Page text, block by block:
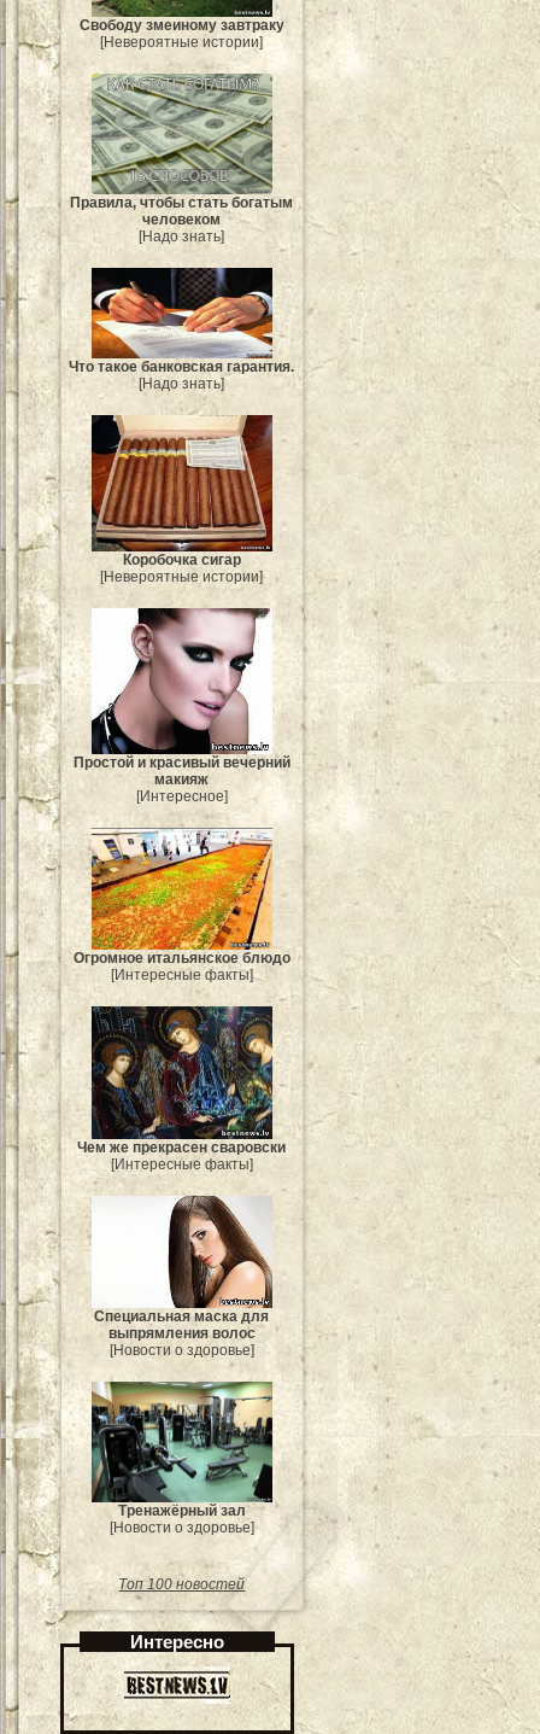
Свободу змеиному завтраку
[Невероятные истории]
Правила, чтобы стать богатым
человеком
[Надо знать]
Что такое банковская гарантия.
[Надо знать]
Коробочка сигар
[Невероятные истории]
Простой и красивый вечерний
макияж
[Интересное]
Огромное итальянское блюдо
[Интересные факты]
Чем же прекрасен сваровски
[Интересные факты]
Специальная маска для
выпрямления волос
[Новости о здоровье]
Тренажёрный зал
[Новости о здоровье]
Топ 100 новостей
Интересно